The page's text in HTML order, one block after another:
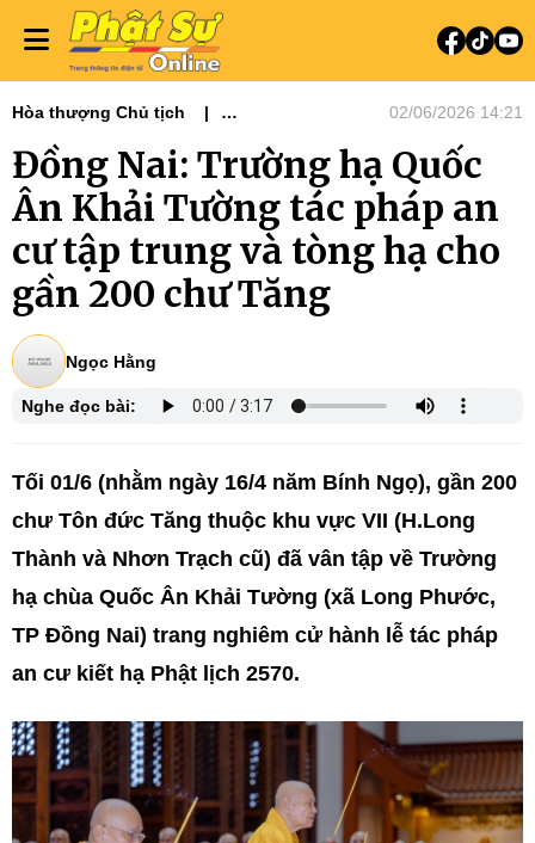
Hòa thượng Chủ tịch
Tiêu điểm
02/06/2026 14:21
Đồng Nai: Trường hạ Quốc
Ân Khải Tường tác pháp an
cư tập trung và tòng hạ cho
gần 200 chư Tăng
Ngọc Hằng
Nghe đọc bài:
Tối 01/6 (nhằm ngày 16/4 năm Bính Ngọ), gần 200
chư Tôn đức Tăng thuộc khu vực VII (H.Long
Thành và Nhơn Trạch cũ) đã vân tập về Trường
hạ chùa Quốc Ân Khải Tường (xã Long Phước,
TP Đồng Nai) trang nghiêm cử hành lễ tác pháp
an cư kiết hạ Phật lịch 2570.